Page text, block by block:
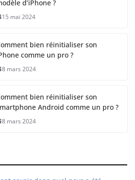
d’iPhone ?
15 mai 2024
bien réinitialiser son
comme un pro ?
8 mars 2024
bien réinitialiser son
Android comme un pro ?
8 mars 2024